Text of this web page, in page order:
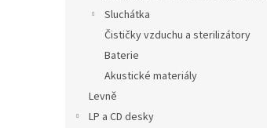
Sluchátka
Čističky vzduchu a sterilizátory
Baterie
Akustické materiály
Levně
LP a CD desky